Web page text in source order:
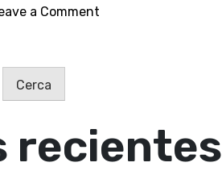
a Comment
Cerca
recientes